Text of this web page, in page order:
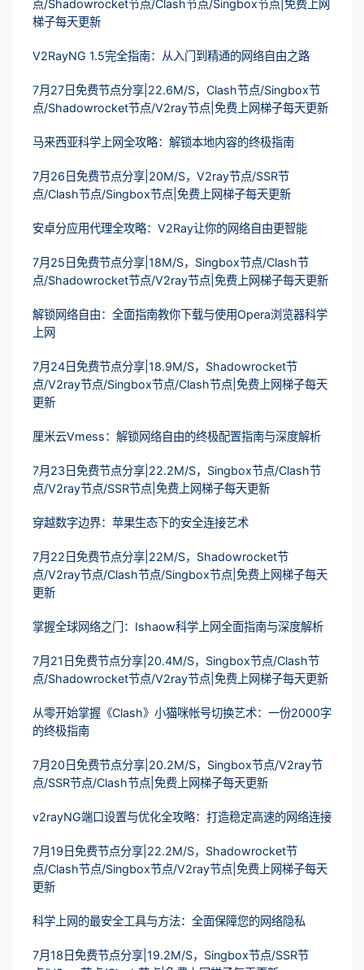
点/Shadowrocket节点/Clash节点/Singbox节点|免费上网
梯子每天更新
V2RayNG 1.5完全指南：从入门到精通的网络自由之路
7月27日免费节点分享|22.6M/S，Clash节点/Singbox节
点/Shadowrocket节点/V2ray节点|免费上网梯子每天更新
马来西亚科学上网全攻略：解锁本地内容的终极指南
7月26日免费节点分享|20M/S，V2ray节点/SSR节
点/Clash节点/Singbox节点|免费上网梯子每天更新
安卓分应用代理全攻略：V2Ray让你的网络自由更智能
7月25日免费节点分享|18M/S，Singbox节点/Clash节
点/Shadowrocket节点/V2ray节点|免费上网梯子每天更新
解锁网络自由：全面指南教你下载与使用Opera浏览器科学
上网
7月24日免费节点分享|18.9M/S，Shadowrocket节
点/V2ray节点/Singbox节点/Clash节点|免费上网梯子每天
更新
厘米云Vmess：解锁网络自由的终极配置指南与深度解析
7月23日免费节点分享|22.2M/S，Singbox节点/Clash节
点/V2ray节点/SSR节点|免费上网梯子每天更新
穿越数字边界：苹果生态下的安全连接艺术
7月22日免费节点分享|22M/S，Shadowrocket节
点/V2ray节点/Clash节点/Singbox节点|免费上网梯子每天
更新
掌握全球网络之门：Ishaow科学上网全面指南与深度解析
7月21日免费节点分享|20.4M/S，Singbox节点/Clash节
点/Shadowrocket节点/V2ray节点|免费上网梯子每天更新
从零开始掌握《Clash》小猫咪帐号切换艺术：一份2000字
的终极指南
7月20日免费节点分享|20.2M/S，Singbox节点/V2ray节
点/SSR节点/Clash节点|免费上网梯子每天更新
v2rayNG端口设置与优化全攻略：打造稳定高速的网络连接
7月19日免费节点分享|22.2M/S，Shadowrocket节
点/Clash节点/Singbox节点/V2ray节点|免费上网梯子每天
更新
科学上网的最安全工具与方法：全面保障您的网络隐私
7月18日免费节点分享|19.2M/S，Singbox节点/SSR节